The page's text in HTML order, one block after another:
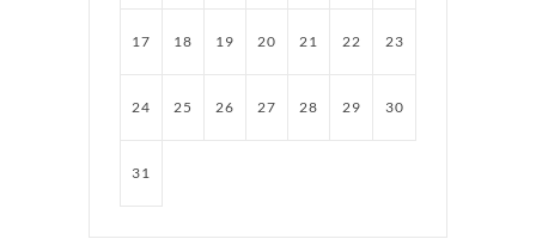
17 18 19 20 21 22 23
24 25 26 27 28 29 30
31